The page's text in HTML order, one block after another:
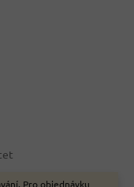
Pro objednávku